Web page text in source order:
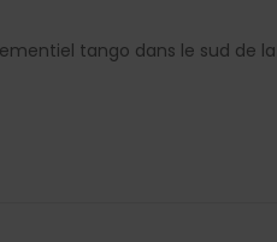
tango dans le sud de la